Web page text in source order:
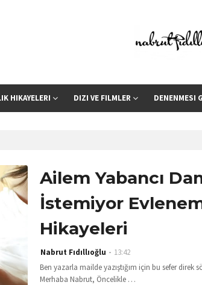
HIKAYELERI DIZI VE FILMLER DENENMESI
Ailem Yabancı
İstemiyor
Hikayeleri
Nabrut Fıdıllıoğlu
13:42
Ben yazarla mailde yazıştığım için bu sefer direk
Merhaba Nabrut, Öncelikle …